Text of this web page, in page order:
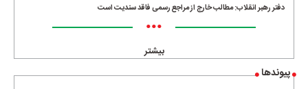
دفتر رهبر انقلاب: مطالب خارج از مراجع رسمی فاقد سندیت است
•••
بیشتر
پیوندها